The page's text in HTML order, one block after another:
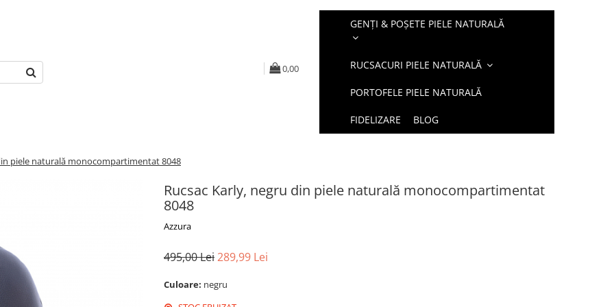
0,00
GENȚI & POȘETE PIELE NATURALĂ
RUCSACURI PIELE NATURALĂ
PORTOFELE PIELE NATURALĂ
FIDELIZARE BLOG
piele naturală monocompartimentat 8048
Rucsac Karly, negru din piele naturală monocompartimentat
8048
Azzura
495,00 Lei289,99 Lei
Culoare: negru